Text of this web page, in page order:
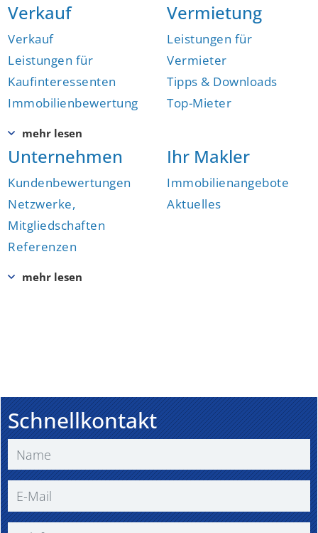
Verkauf
Verkauf
Leistungen für
Kaufinteressenten
Immobilienbewertung
Vermietung
Leistungen für
Vermieter
Tipps & Downloads
Top-Mieter
Unternehmen
Kundenbewertungen
Netzwerke,
Mitgliedschaften
Referenzen
Ihr Makler
Immobilienangebote
Aktuelles
Schnellkontakt